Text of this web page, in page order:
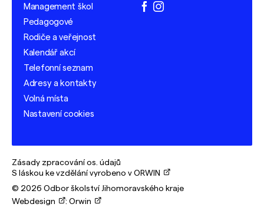
Management škol
Pedagogové
Rodiče a veřejnost
Kalendář akcí
Telefonní seznam
Adresy a kontakty
Volná místa
Nastavení cookies
facebook
instagram
Zásady zpracování os. údajů
S láskou ke vzdělání vyrobeno v ORWIN
© 2026 Odbor školství Jihomoravského kraje
Webdesign
: Orwin